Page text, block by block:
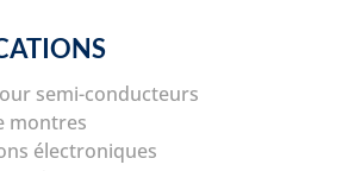
semi-conducteurs
montres
électroniques